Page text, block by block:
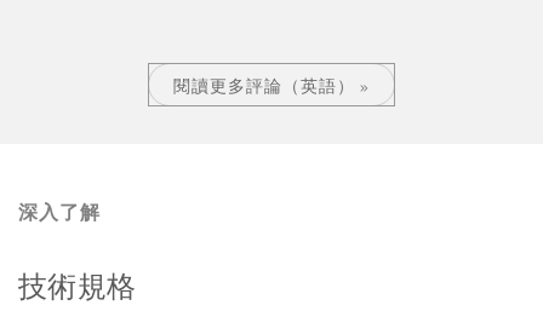
閱讀更多評論（英語） »
深入了解
技術規格